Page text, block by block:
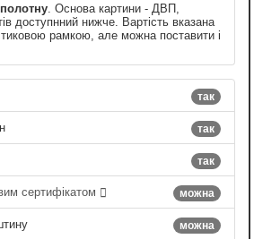
. Основа картини - ДВП,
доступнний нижче. Вартість вказана
рамкою, але можна поставити і
так
так
так
можна
сертифікатом
можна